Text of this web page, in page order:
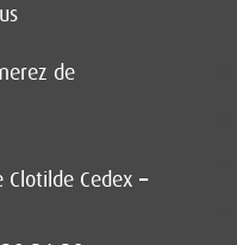
de
Cedex –